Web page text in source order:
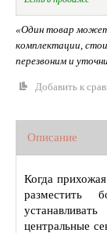
«Один товар может
комплектации,
перезвоним и
Добавить к
Описание
Когда
центральные